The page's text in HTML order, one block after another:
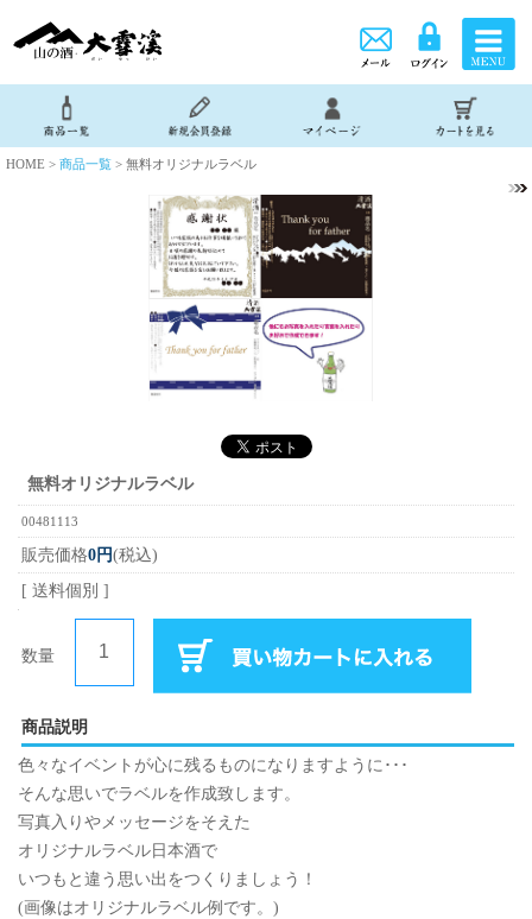
HOME > 商品一覧 > 無料オリジナルラベル
無料オリジナルラベル
00481113
販売価格0円(税込)
[ 送料個別 ]
数量
商品説明
色々なイベントが心に残るものになりますように･･･
そんな思いでラベルを作成致します。
写真入りやメッセージをそえた
オリジナルラベル日本酒で
いつもと違う思い出をつくりましょう！
(画像はオリジナルラベル例です。)